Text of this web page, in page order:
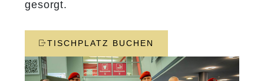
gesorgt.
TISCHPLATZ BUCHEN